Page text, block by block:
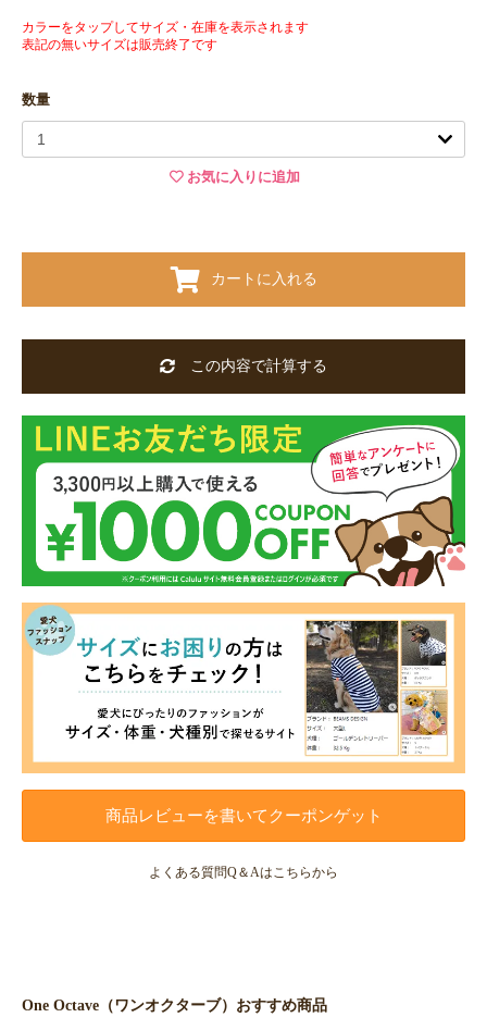
カラーをタップしてサイズ・在庫を表示されます
表記の無いサイズは販売終了です
数量
お気に入りに追加
カートに入れる
この内容で計算する
商品レビューを書いてクーポンゲット
よくある質問Q＆Aはこちらから
One Octave（ワンオクターブ）おすすめ商品